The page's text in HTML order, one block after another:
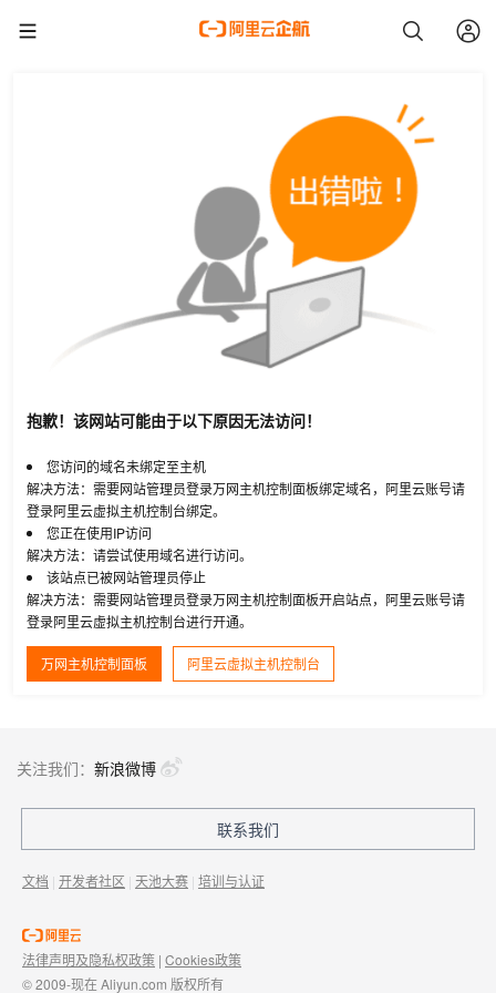
抱歉！该网站可能由于以下原因无法访问！
您访问的域名未绑定至主机
解决方法：需要网站管理员登录万网主机控制面板绑定域名，阿里云账号请
登录阿里云虚拟主机控制台绑定。
您正在使用IP访问
解决方法：请尝试使用域名进行访问。
该站点已被网站管理员停止
解决方法：需要网站管理员登录万网主机控制面板开启站点，阿里云账号请
登录阿里云虚拟主机控制台进行开通。
万网主机控制面板 阿里云虚拟主机控制台